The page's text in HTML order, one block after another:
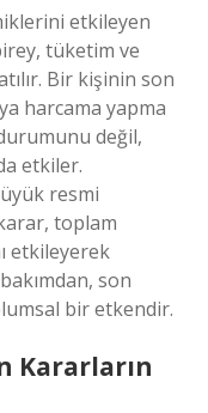
etkileyen
tüketim ve
Bir kişinin son
harcama yapma
değil,
etkiler.
resmi
toplam
etkileyerek
son
bir etkendir.
Kararların